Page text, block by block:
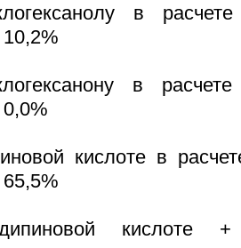
в
10,2%
в
0,0%
кислоте в
65,5%
кислоте +